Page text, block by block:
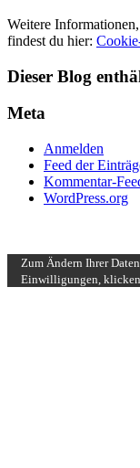
Weitere
findest du hier:
Dieser Blog
Meta
Anmelden
Feed der
Kommentar-
WordPress.org
Zum Ändern Ihrer
Einwilligungen,